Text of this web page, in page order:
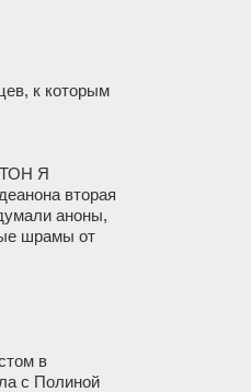
к которым
Я
вторая
аноны,
шрамы от
в
с Полиной